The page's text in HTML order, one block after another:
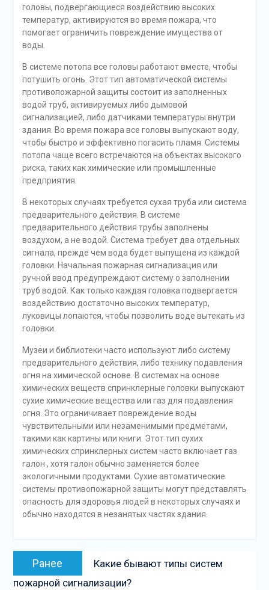
головы, подвергающиеся воздействию высоких
температур, активируются во время пожара, что
помогает ограничить повреждение имущества от
воды.
В системе потопа все головы работают вместе, чтобы
потушить огонь. Этот тип автоматической системы
противопожарной защиты состоит из заполненных
водой труб, активируемых либо дымовой
сигнализацией, либо датчиками температуры внутри
здания. Во время пожара все головы выпускают воду,
чтобы быстро и эффективно погасить пламя. Системы
потопа чаще всего встречаются на объектах высокого
риска, таких как химические или промышленные
предприятия.
В некоторых случаях требуется сухая труба или система
предварительного действия. В системе
предварительного действия трубы заполнены
воздухом, а не водой. Система требует два отдельных
сигнала, прежде чем вода будет выпущена из каждой
головки. Начальная пожарная сигнализация или
ручной ввод предупреждают систему о заполнении
труб водой. Как только каждая головка подвергается
воздействию достаточно высоких температур,
луковицы лопаются, чтобы позволить воде вытекать из
головки.
Музеи и библиотеки часто используют либо систему
предварительного действия, либо технику подавления
огня на химической основе. В системах на основе
химических веществ спринклерные головки выпускают
сухие химические вещества или газ для подавления
огня. Это ограничивает повреждение воды
чувствительными или незаменимыми предметами,
такими как картины или книги. Этот тип сухих
химических спринклерных систем часто включает газ
галон , хотя галон обычно заменяется более
экологичными продуктами. Сухие автоматические
системы противопожарной защиты могут представлять
опасность для здоровья людей в некоторых случаях и
обычно находятся в незанятых частях здания.
Навигация
Ранее
Предыдущая
запись:
Какие бывают типы систем
пожарной сигнализации?